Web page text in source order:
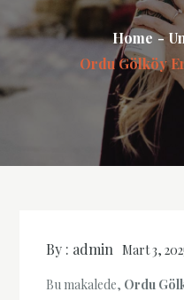
Home
Ordu Gölköy
By : admin Mart 3,
Bu makalede, Ordu